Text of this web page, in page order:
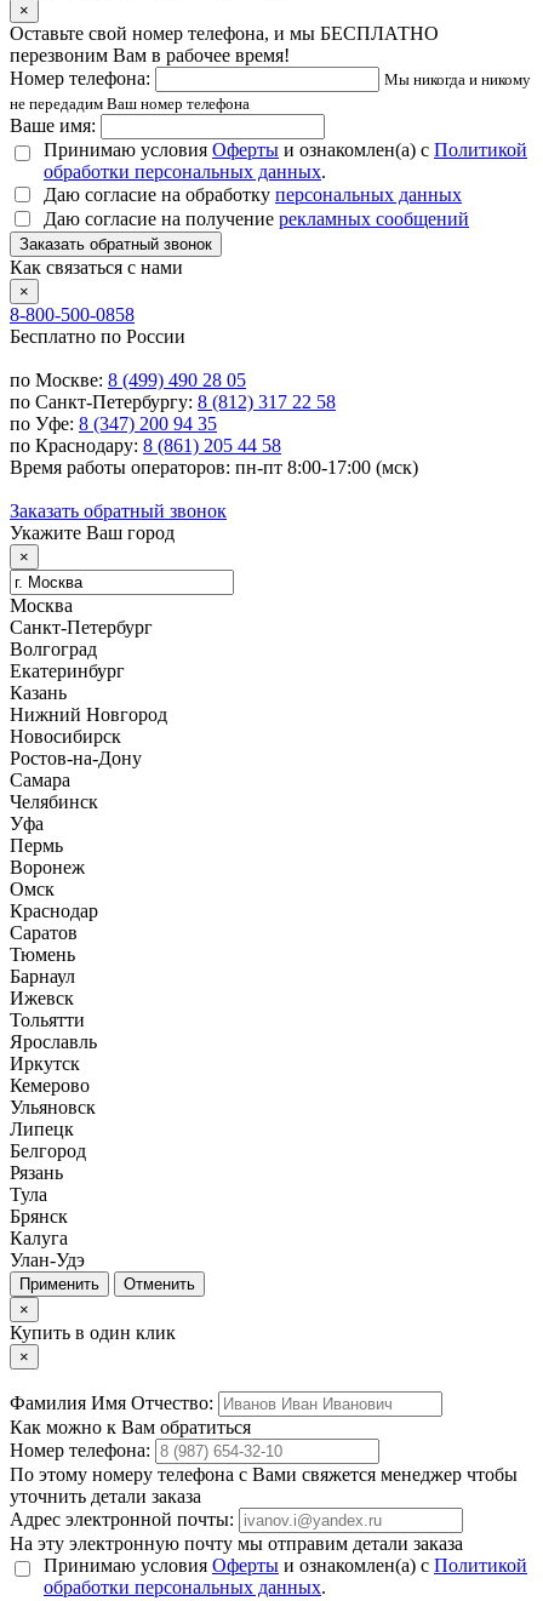
×
Оставьте свой номер телефона, и мы БЕСПЛАТНО
перезвоним Вам в рабочее время!
Номер телефона:
Мы никогда и никому
не передадим Ваш номер телефона
Ваше имя:
Принимаю условия Оферты и ознакомлен(а) с Политикой
обработки персональных данных.
Даю согласие на обработку персональных данных
Даю согласие на получение рекламных сообщений
Заказать обратный звонок
Как связаться с нами
×
8-800-500-0858
Бесплатно по России
по Москве: 8 (499) 490 28 05
по Санкт-Петербургу: 8 (812) 317 22 58
по Уфе: 8 (347) 200 94 35
по Краснодару: 8 (861) 205 44 58
Время работы операторов: пн-пт 8:00-17:00 (мск)
Заказать обратный звонок
Укажите Ваш город
×
Москва
Санкт-Петербург
Волгоград
Екатеринбург
Казань
Нижний Новгород
Новосибирск
Ростов-на-Дону
Самара
Челябинск
Уфа
Пермь
Воронеж
Омск
Краснодар
Саратов
Тюмень
Барнаул
Ижевск
Тольятти
Ярославль
Иркутск
Кемерово
Ульяновск
Липецк
Белгород
Рязань
Тула
Брянск
Калуга
Улан-Удэ
Отменить
×
Купить в один клик
×
Фамилия Имя Отчество:
Как можно к Вам обратиться
Номер телефона:
По этому номеру телефона с Вами свяжется менеджер чтобы
уточнить детали заказа
Адрес электронной почты:
На эту электронную почту мы отправим детали заказа
Принимаю условия Оферты и ознакомлен(а) с Политикой
обработки персональных данных.